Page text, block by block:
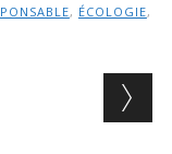
, ÉCOLOGIE,